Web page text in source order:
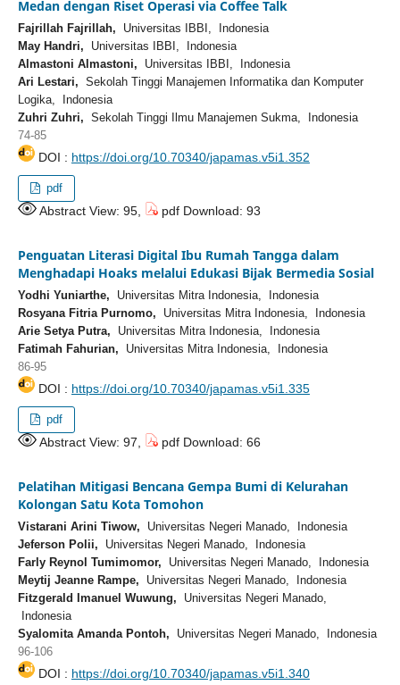
Medan dengan Riset Operasi via Coffee Talk
Fajrillah Fajrillah, Universitas IBBI, Indonesia
May Handri, Universitas IBBI, Indonesia
Almastoni Almastoni, Universitas IBBI, Indonesia
Ari Lestari, Sekolah Tinggi Manajemen Informatika dan Komputer
Logika, Indonesia
Zuhri Zuhri, Sekolah Tinggi Ilmu Manajemen Sukma, Indonesia
74-85
DOI : https://doi.org/10.70340/japamas.v5i1.352
pdf
Abstract View: 95, pdf Download: 93
Penguatan Literasi Digital Ibu Rumah Tangga dalam
Menghadapi Hoaks melalui Edukasi Bijak Bermedia Sosial
Yodhi Yuniarthe, Universitas Mitra Indonesia, Indonesia
Rosyana Fitria Purnomo, Universitas Mitra Indonesia, Indonesia
Arie Setya Putra, Universitas Mitra Indonesia, Indonesia
Fatimah Fahurian, Universitas Mitra Indonesia, Indonesia
86-95
DOI : https://doi.org/10.70340/japamas.v5i1.335
pdf
Abstract View: 97, pdf Download: 66
Pelatihan Mitigasi Bencana Gempa Bumi di Kelurahan
Kolongan Satu Kota Tomohon
Vistarani Arini Tiwow, Universitas Negeri Manado, Indonesia
Jeferson Polii, Universitas Negeri Manado, Indonesia
Farly Reynol Tumimomor, Universitas Negeri Manado, Indonesia
Meytij Jeanne Rampe, Universitas Negeri Manado, Indonesia
Fitzgerald Imanuel Wuwung, Universitas Negeri Manado,
Indonesia
Syalomita Amanda Pontoh, Universitas Negeri Manado, Indonesia
96-106
DOI : https://doi.org/10.70340/japamas.v5i1.340